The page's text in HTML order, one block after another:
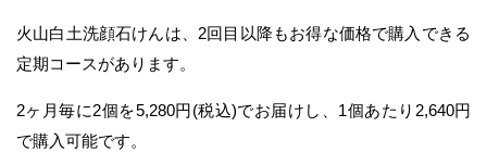
火山白土洗顔石けんは、2回目以降もお得な価格で購入できる
定期コースがあります。
2ヶ月毎に2個を5,280円(税込)でお届けし、1個あたり2,640円
で購入可能です。